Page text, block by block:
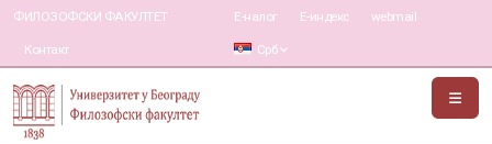
ФИЛОЗОФСКИ ФАКУЛТЕТ
Контакт
Е-налог Е-индекс webmail
Срб